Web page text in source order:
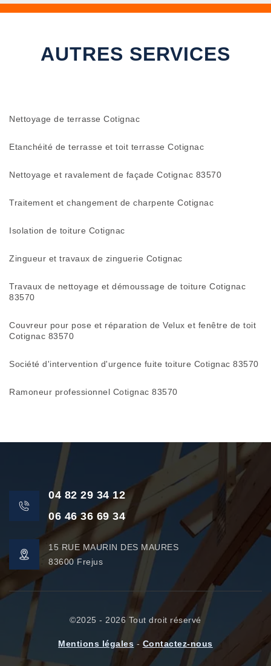
AUTRES SERVICES
Nettoyage de terrasse Cotignac
Etanchéité de terrasse et toit terrasse Cotignac
Nettoyage et ravalement de façade Cotignac 83570
Traitement et changement de charpente Cotignac
Isolation de toiture Cotignac
Zingueur et travaux de zinguerie Cotignac
Travaux de nettoyage et démoussage de toiture Cotignac
83570
Couvreur pour pose et réparation de Velux et fenêtre de toit
Cotignac 83570
Société d'intervention d'urgence fuite toiture Cotignac 83570
Ramoneur professionnel Cotignac 83570
04 82 29 34 12
06 46 36 69 34
15 RUE MAURIN DES MAURES
83600 Frejus
©2025 - 2026 Tout droit réservé
Mentions légales - Contactez-nous